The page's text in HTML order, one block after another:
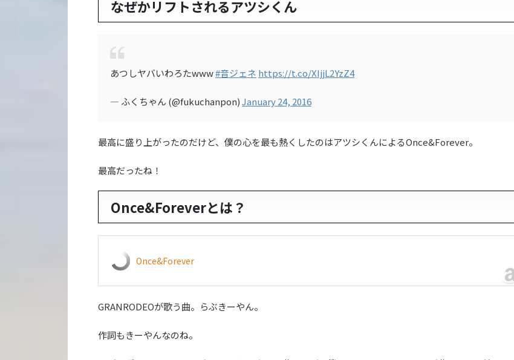
なぜかリフトされるアツシくん
あつしヤバいわろたwww#音ジェネ https://t.co/XIjjL2YzZ4
— ふくちゃん (@fukuchanpon)January 24, 2016
最高に盛り上がったのだけど、僕の心を最も熱くしたのはアツシくんによるOnce&Forever。
最高だったね！
Once&Foreverとは？
Once&Forever
GRANRODEOが歌う曲。らぶきーやん。
作詞もきーやんなのね。